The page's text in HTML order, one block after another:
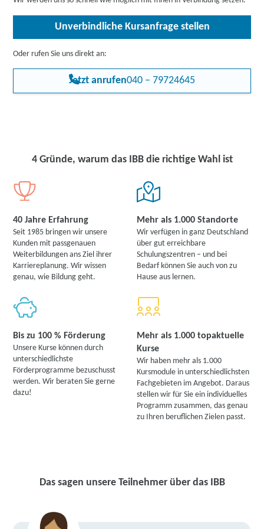
Unverbindliche Kursanfrage stellen
Oder rufen Sie uns direkt an:
Jetzt anrufen040 – 79724645
4 Gründe, warum das IBB die richtige Wahl ist
40 Jahre Erfahrung
Seit 1985 bringen wir unsere
Kunden mit passgenauen
Weiterbildungen ans Ziel ihrer
Karriereplanung. Wir wissen
genau, wie Bildung geht.
Mehr als 1.000 Standorte
Wir verfügen in ganz Deutschland
über gut erreichbare
Schulungszentren – und bei
Bedarf können Sie auch von zu
Hause aus lernen.
Bis zu 100 % Förderung
Unsere Kurse können durch
unterschiedlichste
Förderprogramme bezuschusst
werden. Wir beraten Sie gerne
dazu!
Mehr als 1.000 topaktuelle
Kurse
Wir haben mehr als 1.000
Kursmodule in unterschiedlichsten
Fachgebieten im Angebot. Daraus
stellen wir für Sie ein individuelles
Programm zusammen, das genau
zu Ihren beruflichen Zielen passt.
Das sagen unsere Teilnehmer über das IBB